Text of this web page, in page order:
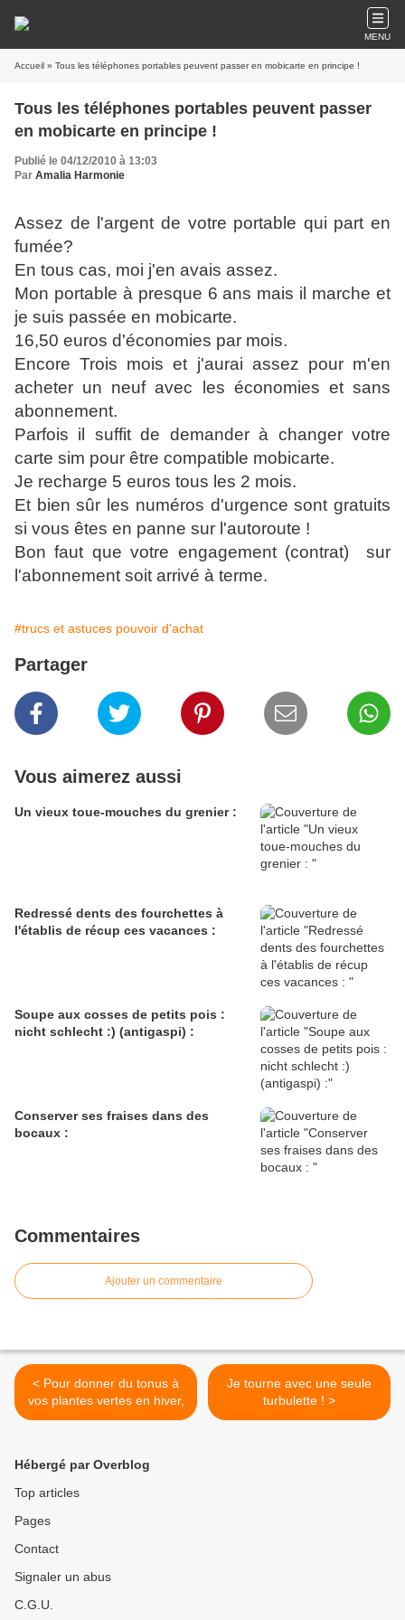
MENU
Accueil » Tous les téléphones portables peuvent passer en mobicarte en principe !
Tous les téléphones portables peuvent passer
en mobicarte en principe !
Publié le 04/12/2010 à 13:03
Par Amalia Harmonie
Assez de l'argent de votre portable qui part en
fumée?
En tous cas, moi j'en avais assez.
Mon portable à presque 6 ans mais il marche et
je suis passée en mobicarte.
16,50 euros d'économies par mois.
Encore Trois mois et j'aurai assez pour m'en
acheter un neuf avec les économies et sans
abonnement.
Parfois il suffit de demander à changer votre
carte sim pour être compatible mobicarte.
Je recharge 5 euros tous les 2 mois.
Et bien sûr les numéros d'urgence sont gratuits
si vous êtes en panne sur l'autoroute !
Bon faut que votre engagement (contrat) sur
l'abonnement soit arrivé à terme.
#trucs et astuces pouvoir d'achat
Partager
Vous aimerez aussi
Un vieux toue-mouches du grenier :
Redressé dents des fourchettes à
l'établis de récup ces vacances :
Soupe aux cosses de petits pois :
nicht schlecht :) (antigaspi) :
Conserver ses fraises dans des
bocaux :
Commentaires
Ajouter un commentaire
< Pour donner du tonus à
vos plantes vertes en hiver,
Je tourne avec une seule
turbulette ! >
Hébergé par Overblog
Top articles
Pages
Contact
Signaler un abus
C.G.U.